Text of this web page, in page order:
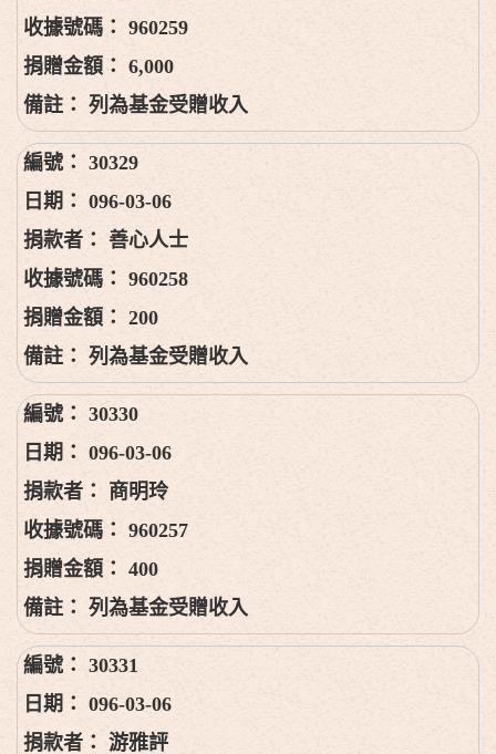
960259
6,000
列為基金受贈收入
30329
096-03-06
善心人士
960258
200
列為基金受贈收入
30330
096-03-06
商明玲
960257
400
列為基金受贈收入
30331
096-03-06
游雅評